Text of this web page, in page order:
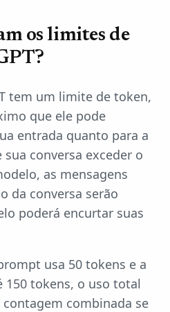
os limites de
tem um limite de token,
que ele pode
entrada quanto para a
sua conversa exceder o
as mensagens
da conversa serão
poderá encurtar suas
usa 50 tokens e a
150 tokens, o uso total
contagem combinada se